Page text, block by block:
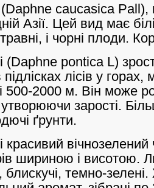
(Daphne caucasica Pall),
Азії. Цей вид має
і чорні плоди.
(Daphne pontica L)
лісів у горах,
500-2000 м. Він може
зарості.
ґрунти.
красивий
шириною і висотою.
блискучі, темно-